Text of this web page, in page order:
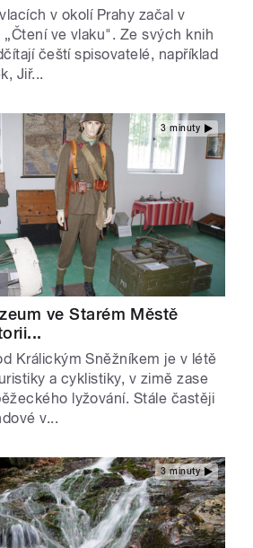
v okolí Prahy začal v
ve vlaku". Ze svých knih
čeští spisovatelé, například
Jiř...
3 minuty
ve Starém Městě
Králickým Sněžníkem je v létě
a cyklistiky, v zimě zase
lyžování. Stále častěji
v...
3 minuty